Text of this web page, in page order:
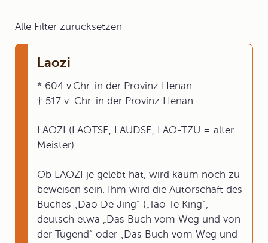
Alle Filter zurücksetzen
Laozi
* 604 v.Chr. in der Provinz Henan
† 517 v. Chr. in der Provinz Henan
LAOZI (LAOTSE, LAUDSE, LAO-TZU = alter
Meister)
Ob LAOZI je gelebt hat, wird kaum noch zu
beweisen sein. Ihm wird die Autorschaft des
Buches „Dao De Jing“ („Tao Te King“,
deutsch etwa „Das Buch vom Weg und von
der Tugend“ oder „Das Buch vom Weg und